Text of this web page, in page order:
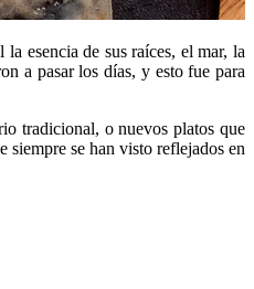
esencia de sus raíces, el mar, la
a pasar los días, y esto fue para
tradicional, o nuevos platos que
siempre se han visto reflejados en